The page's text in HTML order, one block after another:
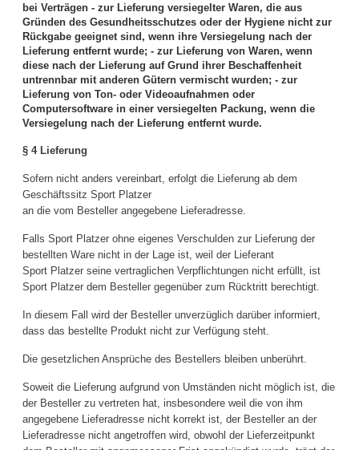
bei Verträgen - zur Lieferung versiegelter Waren, die aus
Gründen des Gesundheitsschutzes oder der Hygiene nicht zur
Rückgabe geeignet sind, wenn ihre Versiegelung nach der
Lieferung entfernt wurde; - zur Lieferung von Waren, wenn
diese nach der Lieferung auf Grund ihrer Beschaffenheit
untrennbar mit anderen Gütern vermischt wurden; - zur
Lieferung von Ton- oder Videoaufnahmen oder
Computersoftware in einer versiegelten Packung, wenn die
Versiegelung nach der Lieferung entfernt wurde.
§ 4 Lieferung
Sofern nicht anders vereinbart, erfolgt die Lieferung ab dem
Geschäftssitz Sport Platzer
an die vom Besteller angegebene Lieferadresse.
Falls Sport Platzer ohne eigenes Verschulden zur Lieferung der
bestellten Ware nicht in der Lage ist, weil der Lieferant
Sport Platzer seine vertraglichen Verpflichtungen nicht erfüllt, ist
Sport Platzer dem Besteller gegenüber zum Rücktritt berechtigt.
In diesem Fall wird der Besteller unverzüglich darüber informiert,
dass das bestellte Produkt nicht zur Verfügung steht.
Die gesetzlichen Ansprüche des Bestellers bleiben unberührt.
Soweit die Lieferung aufgrund von Umständen nicht möglich ist, die
der Besteller zu vertreten hat, insbesondere weil die von ihm
angegebene Lieferadresse nicht korrekt ist, der Besteller an der
Lieferadresse nicht angetroffen wird, obwohl der Lieferzeitpunkt